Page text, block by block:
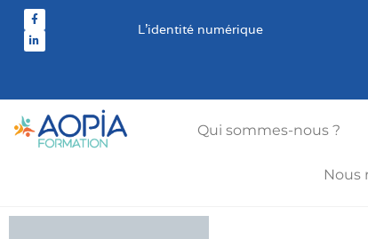
L’identité numérique
Qui sommes-nous ?
Nous